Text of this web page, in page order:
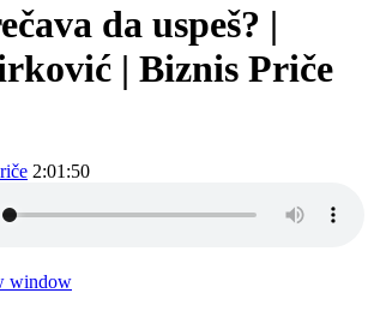
da uspeš? |
| Biznis Priče
2:01:50
window